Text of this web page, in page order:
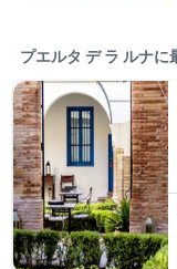
プエルタ デ ラ ルナに